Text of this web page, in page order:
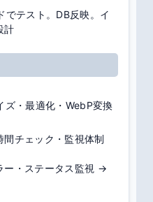
でテスト。DB反映。イ
計
ズ・最適化・WebP変換
間チェック・監視体制
ー・ステータス監視 →